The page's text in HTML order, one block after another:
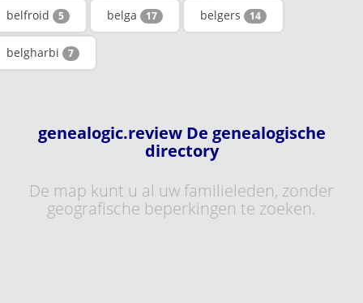
belfroid 5 belga 17 belgers 14
belgharbi 7
genealogic.review De genealogische
directory
De map kunt u al uw familieleden, zonder
geografische beperkingen te zoeken.